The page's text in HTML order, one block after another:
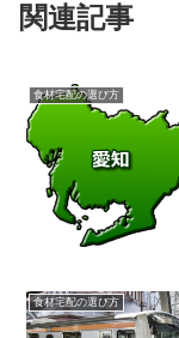
関連記事
食材宅配の選び方
食材宅配の選び方